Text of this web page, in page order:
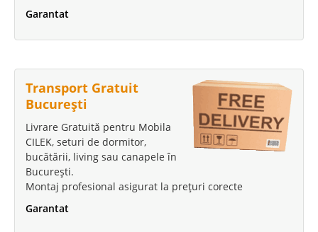
Garantat
Transport Gratuit
București
Livrare Gratuită pentru Mobila
CILEK, seturi de dormitor,
bucătării, living sau canapele în
București.
Montaj profesional asigurat la prețuri corecte
Garantat